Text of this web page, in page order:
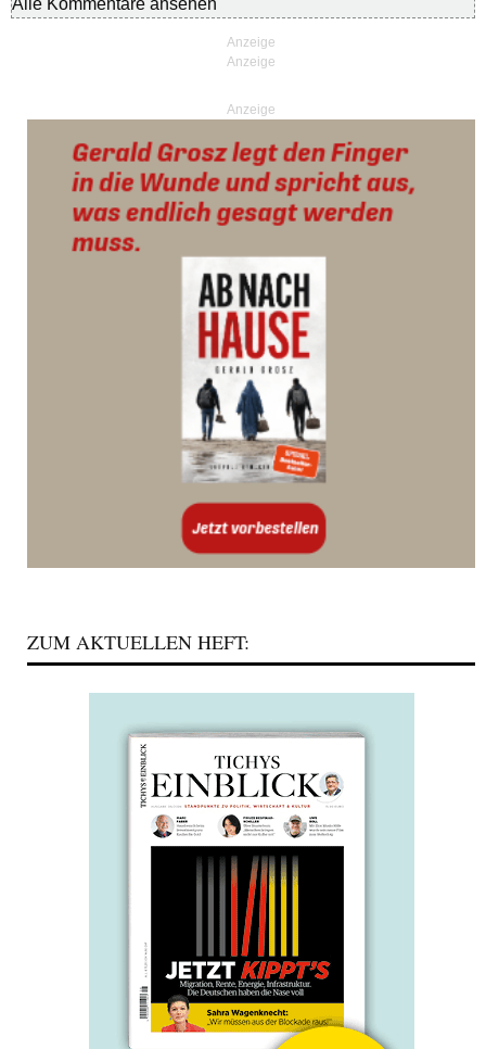
Alle Kommentare ansehen
Anzeige
ZUM AKTUELLEN HEFT: